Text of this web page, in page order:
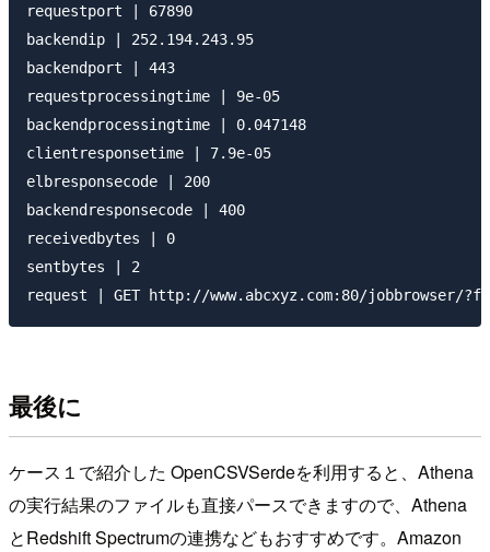
requestport | 67890
backendip | 252.194.243.95
backendport | 443
requestprocessingtime | 9e-05
backendprocessingtime | 0.047148
clientresponsetime | 7.9e-05
elbresponsecode | 200
backendresponsecode | 400
receivedbytes | 0
sentbytes | 2
最後に
ケース１で紹介した OpenCSVSerdeを利用すると、Athena
の実行結果のファイルも直接パースできますので、Athena
とRedshift Spectrumの連携などもおすすめです。Amazon